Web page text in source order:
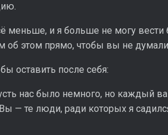
меньше, и я больше не могу
об этом прямо, чтобы вы не
оставить после себя:
нас было немного, но каждый
— те люди, ради которых я